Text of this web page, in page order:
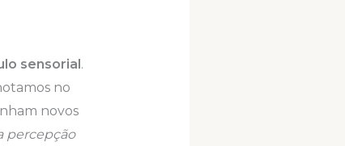
sensorial .
no
novos
percepção